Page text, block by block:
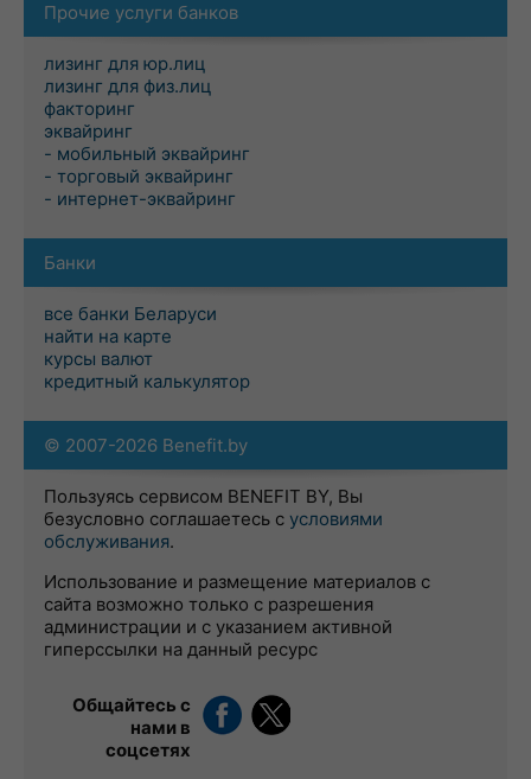
Прочие услуги банков
лизинг для юр.лиц
лизинг для физ.лиц
факторинг
эквайринг
- мобильный эквайринг
- торговый эквайринг
- интернет-эквайринг
Банки
все банки Беларуси
найти на карте
курсы валют
кредитный калькулятор
© 2007-2026 Benefit.by
Пользуясь сервисом BENEFIT BY, Вы
безусловно соглашаетесь с условиями
обслуживания.
Использование и размещение материалов с
сайта возможно только с разрешения
администрации и с указанием активной
гиперссылки на данный ресурс
Общайтесь с
нами в
соцсетях